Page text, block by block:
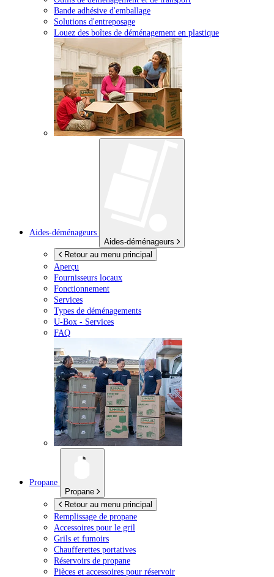
Bande adhésive d'emballage
Solutions d'entreposage
Louez des boîtes de déménagement en plastique
Aides-déménageurs
Aides-déménageurs
Retour au menu principal
Aperçu
Fournisseurs locaux
Fonctionnement
Services
Types de déménagements
U-Box - Services
FAQ
Propane
Propane
Retour au menu principal
Remplissage de propane
Accessoires pour le gril
Grils et fumoirs
Chaufferettes portatives
Réservoirs de propane
Pièces et accessoires pour réservoir